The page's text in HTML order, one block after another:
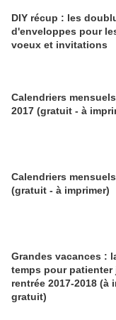
DIY récup : les
d'enveloppes pour
voeux et invitations
Calendriers
2017 (gratuit - à
Calendriers
(gratuit - à imprimer)
Grandes vacances :
temps pour patienter
rentrée 2017-2018 (à
gratuit)